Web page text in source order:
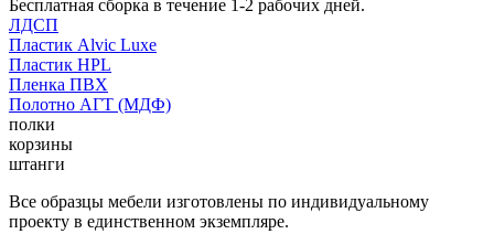
Бесплатная сборка в течение 1-2 рабочих дней.
ЛДСП
Пластик Alvic Luxe
Пластик HPL
Пленка ПВХ
Полотно АГТ (МДФ)
полки
корзины
штанги
Все образцы мебели изготовлены по индивидуальному
проекту в единственном экземпляре.